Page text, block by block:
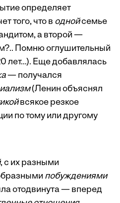
определяет
того, что в однойсемье
а второй —
Помню оглушительный
лет…). Еще добавлялась
— получался
(Ленин объяснял
всякое резкое
по тому или другому
, с их разными
побуждениями
отодвинута — вперед